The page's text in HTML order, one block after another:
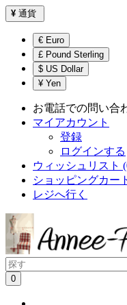
¥ 通貨
€ Euro
£ Pound Sterling
$ US Dollar
¥ Yen
お電話での問い合
マイアカウント
登録
ログインする
ウィッシュリスト
ショッピングカー
レジへ行く
0